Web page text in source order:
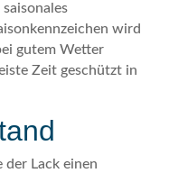
wird
gutem Wetter
Zeit geschützt in
Lack einen